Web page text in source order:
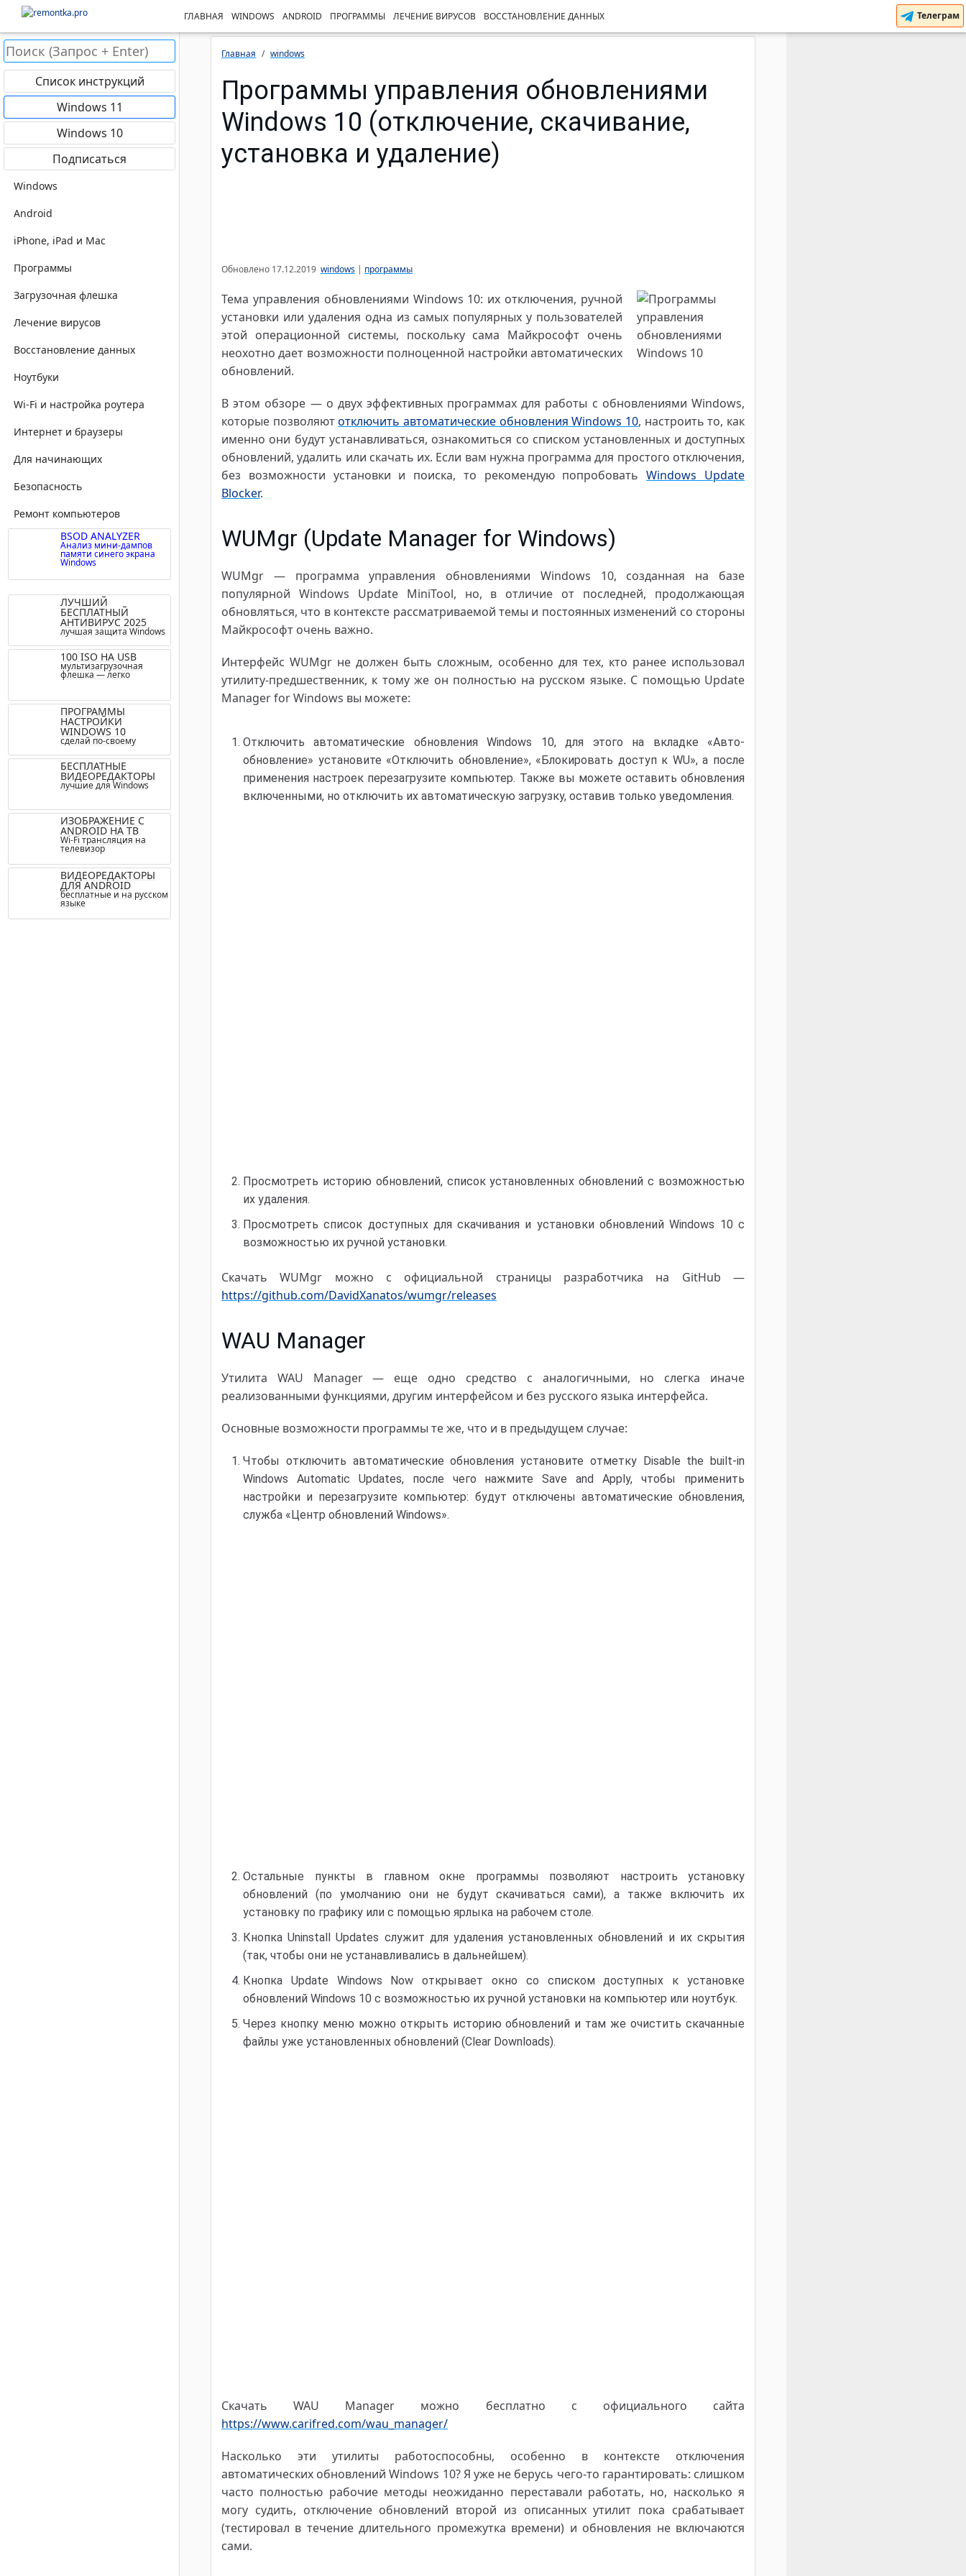
ГЛАВНАЯ WINDOWS ANDROID ПРОГРАММЫ ЛЕЧЕНИЕ ВИРУСОВ ВОССТАНОВЛЕНИЕ ДАННЫХ Телеграм
Главная windows
Программы управления обновлениями
Windows 10 (отключение, скачивание,
установка и удаление)
Обновлено 17.12.2019 windows | программы
Тема управления обновлениями Windows 10: их отключения, ручной
установки или удаления одна из самых популярных у пользователей
этой операционной системы, поскольку сама Майкрософт очень
неохотно дает возможности полноценной настройки автоматических
обновлений.
В этом обзоре — о двух эффективных программах для работы с обновлениями Windows,
которые позволяютотключить автоматические обновления Windows 10, настроить то, как
именно они будут устанавливаться, ознакомиться со списком установленных и доступных
обновлений, удалить или скачать их. Если вам нужна программа для простого отключения,
без возможности установки и поиска, то рекомендую попробоватьWindows Update
Blocker.
WUMgr (Update Manager for Windows)
WUMgr — программа управления обновлениями Windows 10, созданная на базе
популярной Windows Update MiniTool, но, в отличие от последней, продолжающая
обновляться, что в контексте рассматриваемой темы и постоянных изменений со стороны
Майкрософт очень важно.
Интерфейс WUMgr не должен быть сложным, особенно для тех, кто ранее использовал
утилиту-предшественник, к тому же он полностью на русском языке. С помощью Update
Manager for Windows вы можете:
Отключить автоматические обновления Windows 10, для этого на вкладке «Авто-
обновление» установите «Отключить обновление», «Блокировать доступ к WU», а после
применения настроек перезагрузите компьютер. Также вы можете оставить обновления
включенными, но отключить их автоматическую загрузку, оставив только уведомления.
Просмотреть историю обновлений, список установленных обновлений с возможностью
их удаления.
Просмотреть список доступных для скачивания и установки обновлений Windows 10 с
возможностью их ручной установки.
Скачать WUMgr можно с официальной страницы разработчика на GitHub —
https://github.com/DavidXanatos/wumgr/releases
WAU Manager
Утилита WAU Manager — еще одно средство с аналогичными, но слегка иначе
реализованными функциями, другим интерфейсом и без русского языка интерфейса.
Основные возможности программы те же, что и в предыдущем случае:
Чтобы отключить автоматические обновления установите отметку Disable the built-in
Windows Automatic Updates, после чего нажмите Save and Apply, чтобы применить
настройки и перезагрузите компьютер: будут отключены автоматические обновления,
служба «Центр обновлений Windows».
Остальные пункты в главном окне программы позволяют настроить установку
обновлений (по умолчанию они не будут скачиваться сами), а также включить их
установку по графику или с помощью ярлыка на рабочем столе.
Кнопка Uninstall Updates служит для удаления установленных обновлений и их скрытия
(так, чтобы они не устанавливались в дальнейшем).
Кнопка Update Windows Now открывает окно со списком доступных к установке
обновлений Windows 10 с возможностью их ручной установки на компьютер или ноутбук.
Через кнопку меню можно открыть историю обновлений и там же очистить скачанные
файлы уже установленных обновлений (Clear Downloads).
Скачать WAU Manager можно бесплатно с официального сайта
https://www.carifred.com/wau_manager/
Насколько эти утилиты работоспособны, особенно в контексте отключения
автоматических обновлений Windows 10? Я уже не берусь чего-то гарантировать: слишком
часто полностью рабочие методы неожиданно переставали работать, но, насколько я
могу судить, отключение обновлений второй из описанных утилит пока срабатывает
(тестировал в течение длительного промежутка времени) и обновления не включаются
сами.
Список инструкций
Windows 11
Windows 10
Подписаться
Windows
Android
iPhone, iPad и Mac
Программы
Загрузочная флешка
Лечение вирусов
Восстановление данных
Ноутбуки
Wi-Fi и настройка роутера
Интернет и браузеры
Для начинающих
Безопасность
Ремонт компьютеров
BSOD ANALYZER
Анализ мини-дампов
памяти синего экрана
Windows
ЛУЧШИЙ
БЕСПЛАТНЫЙ
АНТИВИРУС 2025
лучшая защита Windows
100 ISO НА USB
мультизагрузочная
флешка — легко
ПРОГРАММЫ
НАСТРОЙКИ
WINDOWS 10
сделай по-своему
БЕСПЛАТНЫЕ
ВИДЕОРЕДАКТОРЫ
лучшие для Windows
ИЗОБРАЖЕНИЕ С
ANDROID НА ТВ
Wi-Fi трансляция на
телевизор
ВИДЕОРЕДАКТОРЫ
ДЛЯ ANDROID
бесплатные и на русском
языке